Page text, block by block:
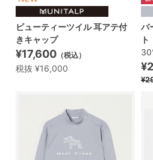
ビューティーツイル 耳アテ付
きキャップ
¥17,600 （税込）
税抜 ¥16,000
バ
ト